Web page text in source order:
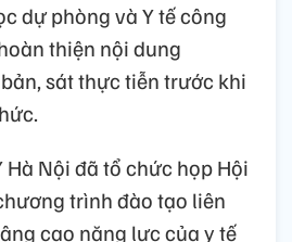
dự phòng và Y tế công
thiện nội dung
sát thực tiễn trước khi
Nội đã tổ chức họp Hội
trình đào tạo liên
cao năng lực của y tế